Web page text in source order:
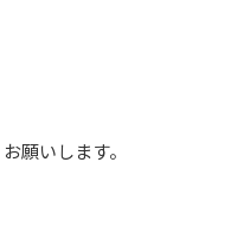
願いします。